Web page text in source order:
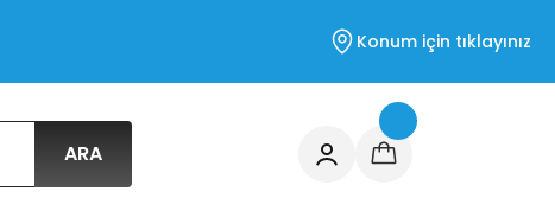
Konum için tıklayınız
ARA